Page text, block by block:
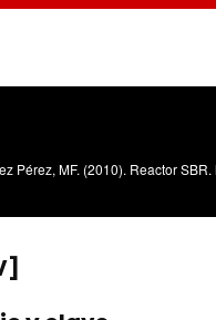
Pérez, MF. (2010). Reactor